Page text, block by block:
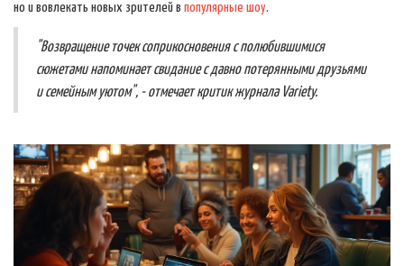
но и вовлекать новых зрителей в популярные шоу.
"Возвращение точек соприкосновения с полюбившимися
сюжетами напоминает свидание с давно потерянными друзьями
и семейным уютом", - отмечает критик журнала Variety.